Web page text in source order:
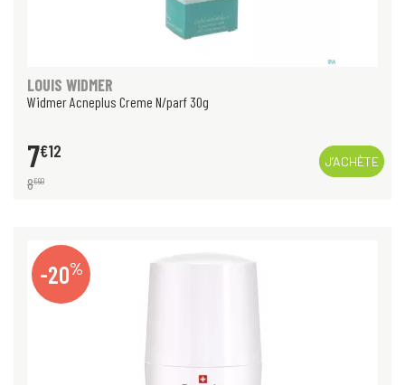
LOUIS WIDMER
Widmer Acneplus Creme N/parf 30g
7€12
8€90
J’ACHÈTE
-20%